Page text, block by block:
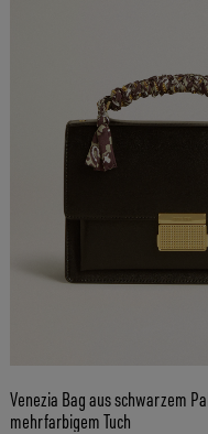
Venezia Bag aus schwarzem
mehrfarbigem Tuch